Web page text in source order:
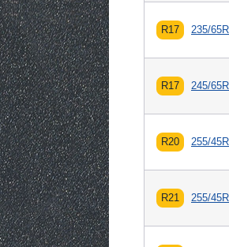
R17 235/
R17 245/
R20 255/
R21 255/